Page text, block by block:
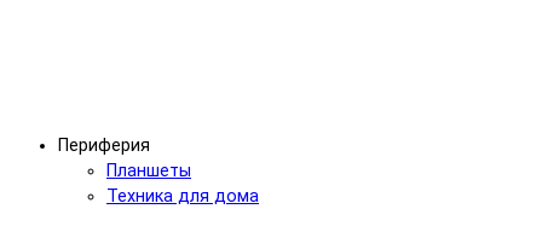
Периферия
Планшеты
Техника для дома